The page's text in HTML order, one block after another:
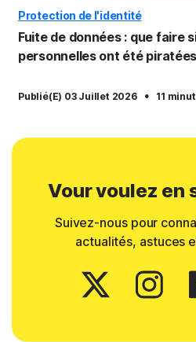
Protection de l'identité
Fuite de données : que faire
personnelles ont été
Publié(e) 03 Juillet 2026 · 11
Vour voulez en
Suivez-nous pour
actualités, astuces